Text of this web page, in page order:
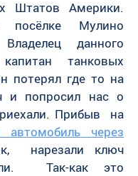
Штатов Америки.
посёлке Мулино
данного
танковых
потерял где то на
и попросил нас о
Прибыв на
автомобиль через
нарезали ключ
Так-как это